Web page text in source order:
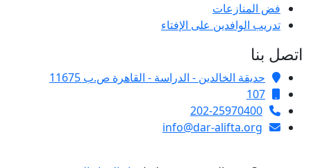
فض المنازعات
تدريب الوافدين على الإفتاء
اتصل بنا
حديقة الخالدين - الدراسة - القاهرة ص.ب 11675
107
202-25970400
info@dar-alifta.org